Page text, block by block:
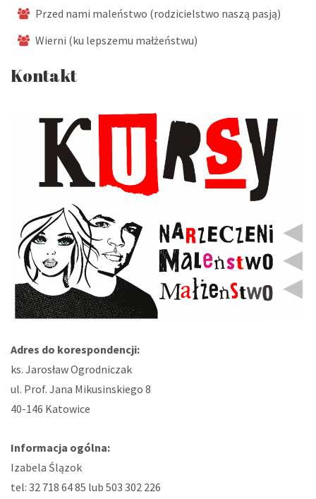
Przed nami maleństwo (rodzicielstwo naszą pasją)
Wierni (ku lepszemu małżeństwu)
Kontakt
Adres do korespondencji:
ks. Jarosław Ogrodniczak
ul. Prof. Jana Mikusinskiego 8
40-146 Katowice
Informacja ogólna:
Izabela Ślązok
tel: 32 718 64 85 lub 503 302 226